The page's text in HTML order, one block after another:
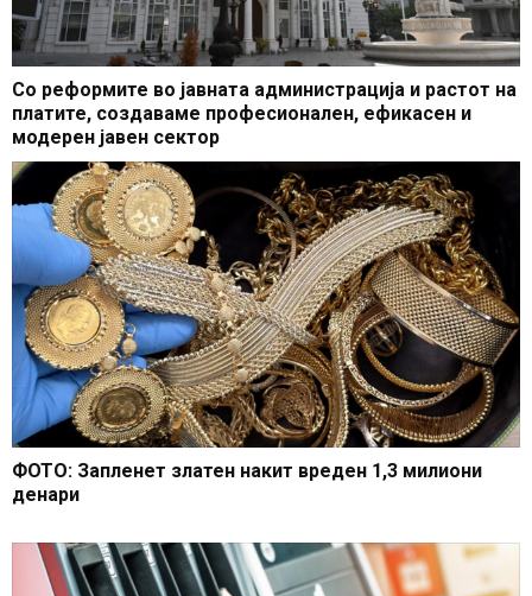
Со реформите во јавната администрација и растот на
платите, создаваме професионален, ефикасен и
модерен јавен сектор
ФОТО: Запленет златен накит вреден 1,3 милиони
денари